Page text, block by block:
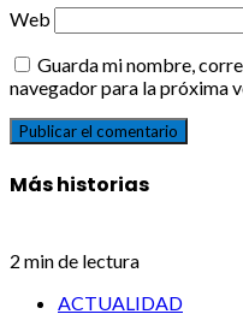
Web
Guarda mi nombre,
navegador para la próxima
Más historias
2 min de lectura
ACTUALIDAD